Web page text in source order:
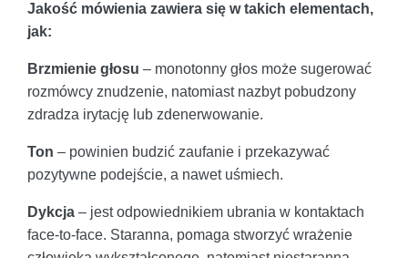
Jakość mówienia zawiera się w takich elementach,
jak:
Brzmienie głosu – monotonny głos może sugerować
rozmówcy znudzenie, natomiast nazbyt pobudzony
zdradza irytację lub zdenerwowanie.
Ton – powinien budzić zaufanie i przekazywać
pozytywne podejście, a nawet uśmiech.
Dykcja – jest odpowiednikiem ubrania w kontaktach
face-to-face. Staranna, pomaga stworzyć wrażenie